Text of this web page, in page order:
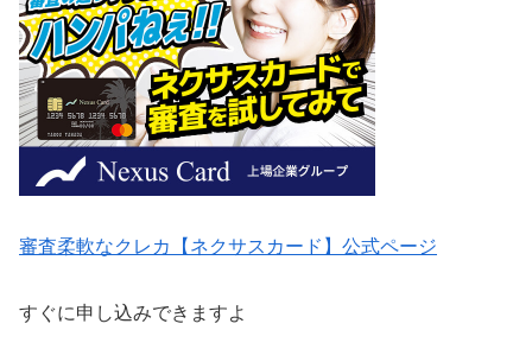
審査柔軟なクレカ【ネクサスカード】公式ページ
すぐに申し込みできますよ